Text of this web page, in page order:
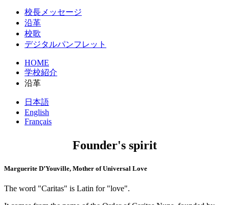
校長メッセージ
沿革
校歌
デジタルパンフレット
HOME
学校紹介
沿革
日本語
English
Français
Founder's spirit
Marguerite D’Youville, Mother of Universal Love
The word "Caritas" is Latin for "love".